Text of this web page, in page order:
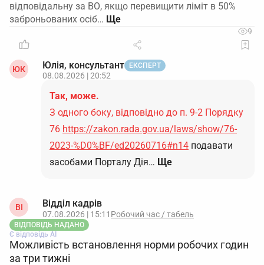
відповідальну за ВО, якщо перевищити ліміт в 50%
заброньованих осіб…
9
ЮК Юлія, консультант ЕКСПЕРТ
08.08.2026 | 20:52
Так, може.
З одного боку, відповідно до п. 9-2 Порядку
76 https://zakon.rada.gov.ua/laws/show/76-
2023-%D0%BF/ed20260716#n14 подавати
засобами Порталу Дія… Ще
ВІ Відділ кадрів
07.08.2026 | 15:11 Робочий час / табель
ВІДПОВІДЬ НАДАНО
Є відповідь АІ
Можливість встановлення норми робочих годин
за три тижні